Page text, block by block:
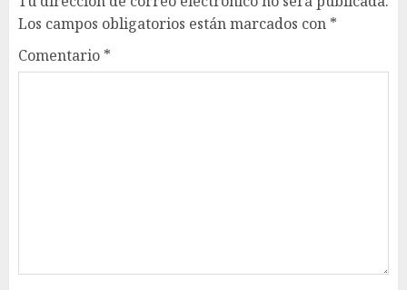
Los campos obligatorios están marcados con *
Comentario *